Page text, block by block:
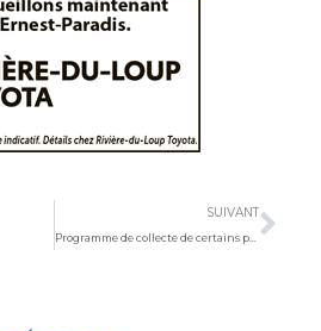
SUIVANT
Programme de collecte de certains plastiques agricoles accepté